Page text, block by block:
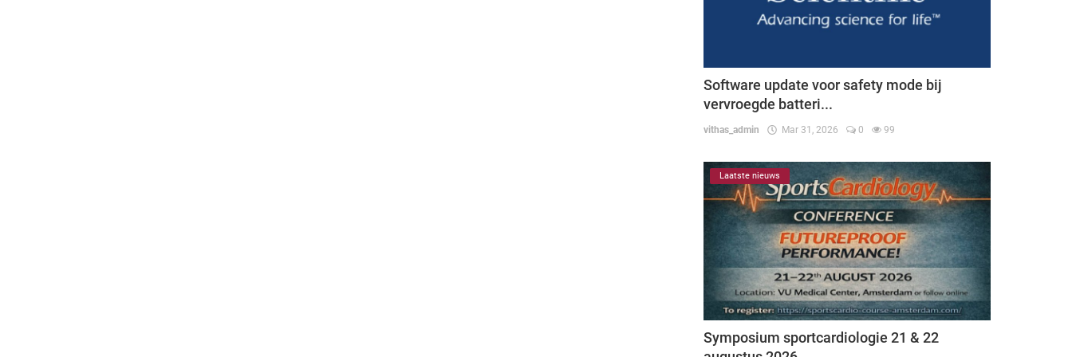
Software update voor safety mode bij
vervroegde batteri...
vithas_admin Mar 31, 2026 0 99
Laatste nieuws
Symposium sportcardiologie 21 & 22